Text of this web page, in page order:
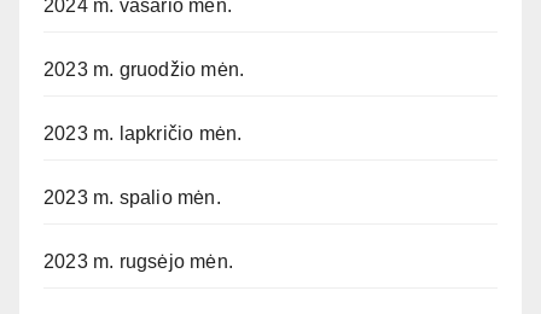
2024 m. vasario mėn.
2023 m. gruodžio mėn.
2023 m. lapkričio mėn.
2023 m. spalio mėn.
2023 m. rugsėjo mėn.